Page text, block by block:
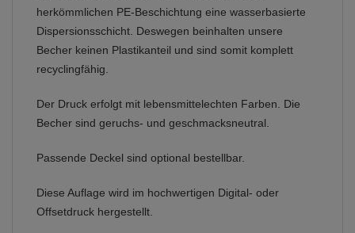
herkömmlichen PE-Beschichtung eine wasserbasierte
Dispersionsschicht. Deswegen beinhalten unsere
Becher keinen Plastikanteil und sind somit komplett
recyclingfähig.
Der Druck erfolgt mit lebensmittelechten Farben. Die
Becher sind geruchs- und geschmacksneutral.
Passende Deckel sind optional bestellbar.
Diese Auflage wird im hochwertigen Digital- oder
Offsetdruck hergestellt.